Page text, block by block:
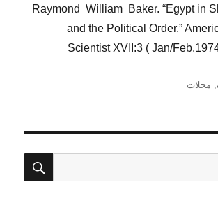
Raymond William Baker. “Egypt in
and the Political Order.”
Scientist XVII:3 ( Jan/
, مجلات
بحث